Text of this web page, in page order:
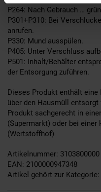
P264: Nach Gebrauch …
P301+P310: Bei
anrufen.
P330: Mund ausspülen.
P405: Unter Verschluss
P501: Inhalt/Behälter
der Entsorgung zuführen.
Dieses Produkt enthält
über den Hausmüll
Produkt sachgerecht in
(Supermarkt) oder bei
(Wertstoffhof)
Artikelnummer: 3103800000
EAN: 2100000947348
Artikel gehört zur Kategorie: